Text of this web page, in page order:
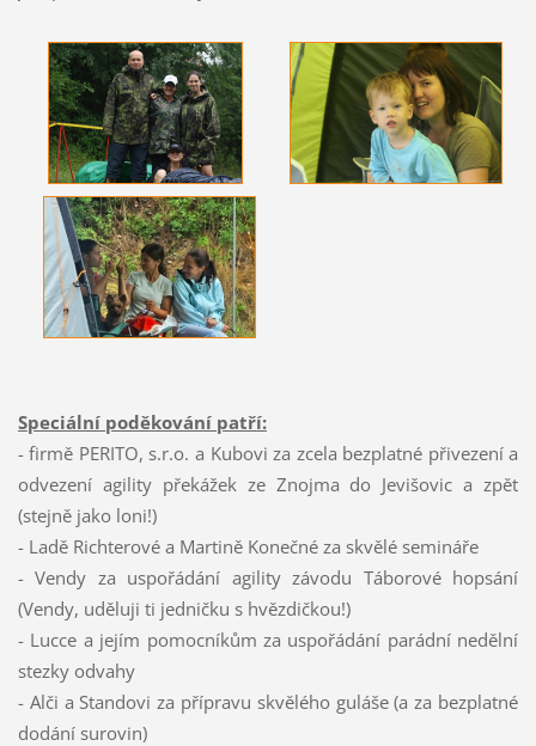
Speciální poděkování patří:
- firmě PERITO, s.r.o. a Kubovi za zcela bezplatné přivezení a
odvezení agility překážek ze Znojma do Jevišovic a zpět
(stejně jako loni!)
- Ladě Richterové a Martině Konečné za skvělé semináře
- Vendy za uspořádání agility závodu Táborové hopsání
(Vendy, uděluji ti jedničku s hvězdičkou!)
- Lucce a jejím pomocníkům za uspořádání parádní nedělní
stezky odvahy
- Alči a Standovi za přípravu skvělého guláše (a za bezplatné
dodání surovin)